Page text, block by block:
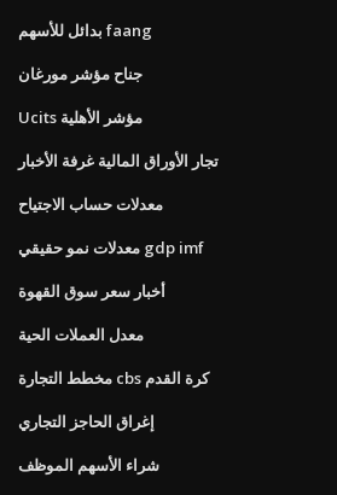
بدائل للأسهم faang
جناح مؤشر مورغان
Ucits مؤشر الأهلية
تجار الأوراق المالية غرفة الأخبار
معدلات حساب الاجتياح
معدلات نمو حقيقي gdp imf
أخبار سعر سوق القهوة
معدل العملات الحية
مخطط التجارة cbs كرة القدم
إغراق الحاجز التجاري
شراء الأسهم الموظف